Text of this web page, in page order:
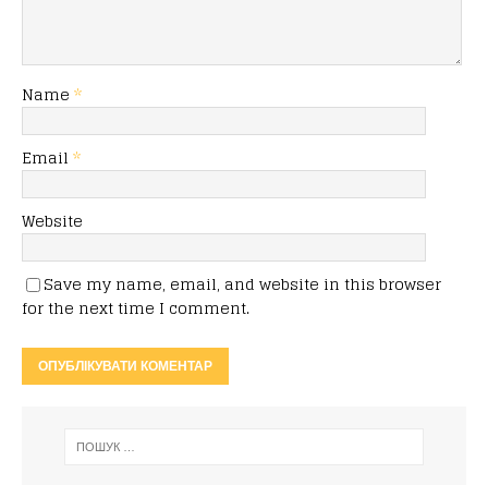
Name *
Email *
Website
Save my name, email, and website in this browser
for the next time I comment.